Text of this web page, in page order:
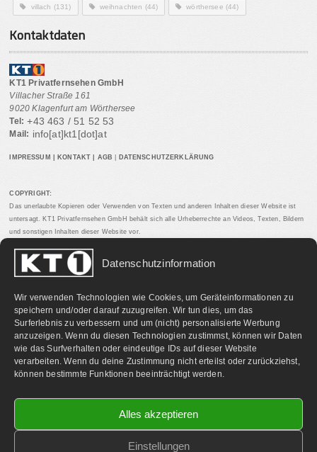
Datenschutzinformation
Wir verwenden Technologien wie Cookies, um Geräteinformationen zu
speichern und/oder darauf zuzugreifen. Wir tun dies, um das
Surferlebnis zu verbessern und um (nicht) personalisierte Werbung
anzuzeigen. Wenn du diesen Technologien zustimmst, können wir Daten
wie das Surfverhalten oder eindeutige IDs auf dieser Website
verarbeiten. Wenn du deine Zustimmung nicht erteilst oder zurückziehst,
können bestimmte Funktionen beeinträchtigt werden.
Alles akzeptieren
Einstellungen
villach (131) weihnachten (44) wörthersee (44)
Kontaktdaten
KT1 Privatfernsehen GmbH
Villacher Straße 161
9020 Klagenfurt am Wörthersee
Tel: +43 463 / 51 52 53
Mail: info[at]kt1[dot]at
IMPRESSUM KONTAKT AGB DATENSCHUTZERKLÄRUNG
COPYRIGHT:
Das unerlaubte Kopieren oder Verwenden von Texten und anderen Inhalten dieser Website ist
untersagt. KT1 Privatfernsehen GmbH behält sich alle Urheberrechte an Videos, Texten, Bildern
und sonstigen Inhalten dieser Website vor.
PARTNERLINKS: